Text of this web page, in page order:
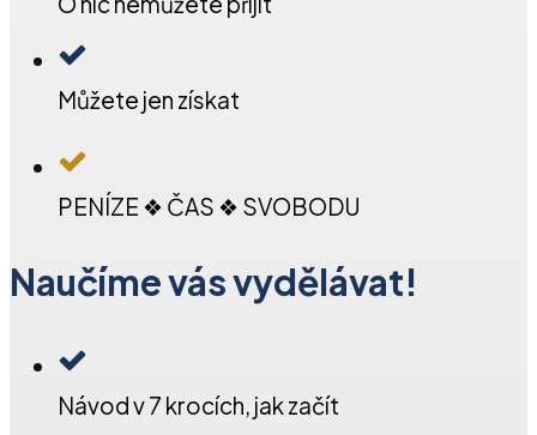
Můžete jen získat
PENÍZE ❖ ČAS ❖ SVOBODU
Naučíme vás vydělávat!
Návod v 7 krocích, jak začít